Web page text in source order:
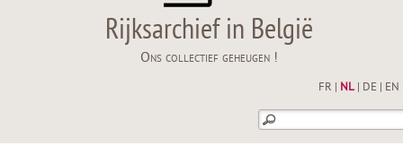
Rijksarchief in België
Ons collectief geheugen !
FR NL| DE EN